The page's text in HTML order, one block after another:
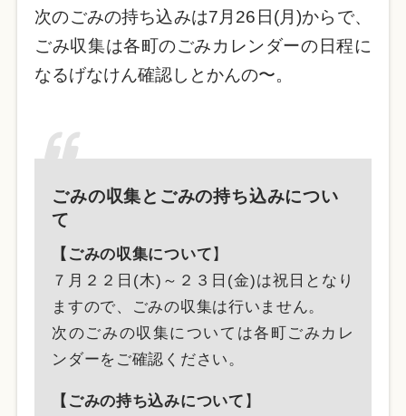
次のごみの持ち込みは7月26日(月)からで、
ごみ収集は各町のごみカレンダーの日程に
なるげなけん確認しとかんの〜。
ごみの収集とごみの持ち込みについ
て
【ごみの収集について】
７月２２日(木)～２３日(金)は祝日となり
ますので、ごみの収集は行いません。
次のごみの収集については各町ごみカレ
ンダーをご確認ください。
【ごみの持ち込みについて 】